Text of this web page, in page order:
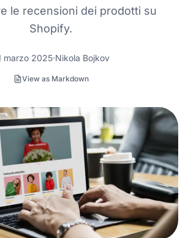
le recensioni dei prodotti su
Shopify.
marzo 2025 Nikola Bojkov
View as Markdown